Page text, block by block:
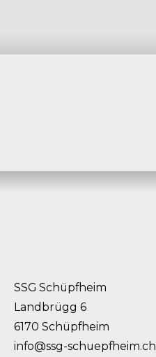
SSG Schüpfheim
Landbrügg 6
6170 Schüpfheim
info@ssg-schuepfheim.ch